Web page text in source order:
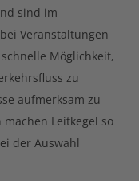
sind im
Veranstaltungen
Möglichkeit,
zu
aufmerksam zu
Leitkegel so
der Auswahl